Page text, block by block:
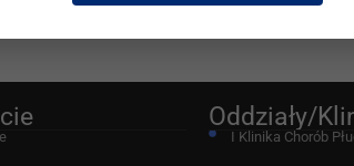
praktycznej wiedzy i
Oddziały/
I Klinika Chorób